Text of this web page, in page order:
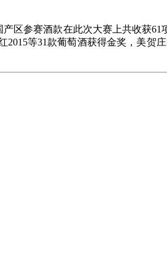
区参赛酒款在此次大赛上共收获61
等31款葡萄酒获得金奖，美贺